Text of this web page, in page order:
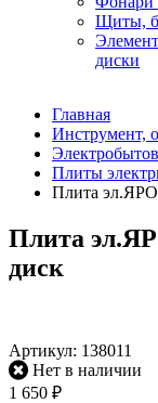
Щиты,
диски
Главная
Инструмент,
Плиты
Плита
Плита
диск
Артикул: 138011
Нет в наличии
1 650 ₽